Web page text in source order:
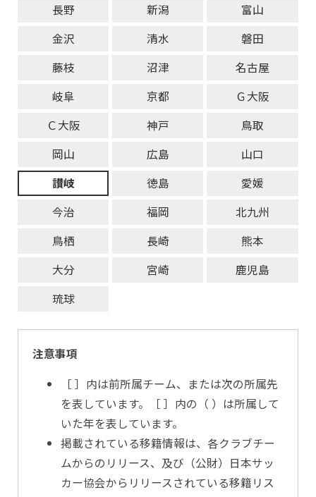
長野
新潟
富山
金沢
清水
磐田
藤枝
沼津
名古屋
岐阜
京都
Ｇ大阪
Ｃ大阪
神戸
鳥取
岡山
広島
山口
讃岐
徳島
愛媛
今治
福岡
北九州
鳥栖
長崎
熊本
大分
宮崎
鹿児島
琉球
注意事項
［ ］内は前所属チーム、または次の所属先
を表しています。［ ］内の（ ）は所属して
いた年を表しています。
掲載されている移籍情報は、各クラブチー
ムからのリリース、及び（公財）日本サッ
カー協会からリリースされている移籍リス